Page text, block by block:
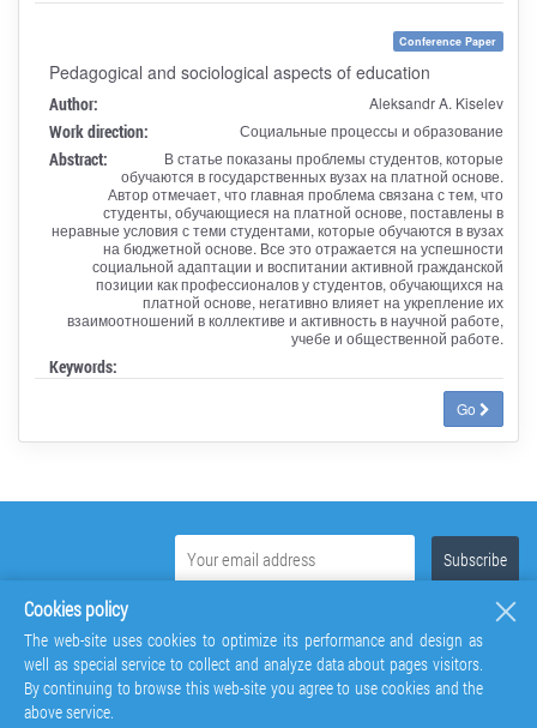
Conference Paper
Pedagogical and sociological aspects of education
Author: Aleksandr A. Kiselev
Work direction: Социальные процессы и образование
Abstract:
В статье показаны проблемы студентов, которые
обучаются в государственных вузах на платной основе.
Автор отмечает, что главная проблема связана с тем, что
студенты, обучающиеся на платной основе, поставлены в
неравные условия с теми студентами, которые обучаются в вузах
на бюджетной основе. Все это отражается на успешности
социальной адаптации и воспитании активной гражданской
позиции как профессионалов у студентов, обучающихся на
платной основе, негативно влияет на укрепление их
взаимоотношений в коллективе и активность в научной работе,
учебе и общественной работе.
Keywords:
Go
Cookies policy
The web-site uses cookies to optimize its performance and design as
well as special service to collect and analyze data about pages visitors.
By continuing to browse this web-site you agree to use cookies and the
above service.